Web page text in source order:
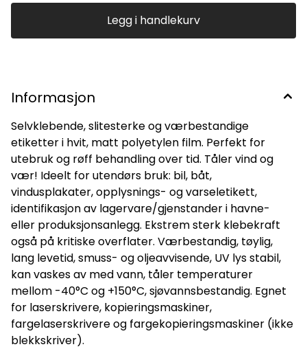
kan vaskes av med vann, tåler temperaturer
mellom -40°C og +150°C, sjøvannsbestandig. Egnet
for laserskrivere, kopieringsmaskiner,
Legg i handlekurv
Informasjon
Selvklebende, slitesterke og værbestandige
etiketter i hvit, matt polyetylen film. Perfekt for
utebruk og røff behandling over tid. Tåler vind og
vær! Ideelt for utendørs bruk: bil, båt,
vindusplakater, opplysnings- og varseletikett,
identifikasjon av lagervare/gjenstander i havne-
eller produksjonsanlegg. Ekstrem sterk klebekraft
også på kritiske overflater. Værbestandig, tøylig,
lang levetid, smuss- og oljeavvisende, UV lys stabil,
kan vaskes av med vann, tåler temperaturer
mellom -40°C og +150°C, sjøvannsbestandig. Egnet
for laserskrivere, kopieringsmaskiner,
fargelaserskrivere og fargekopieringsmaskiner (ikke
blekkskriver).